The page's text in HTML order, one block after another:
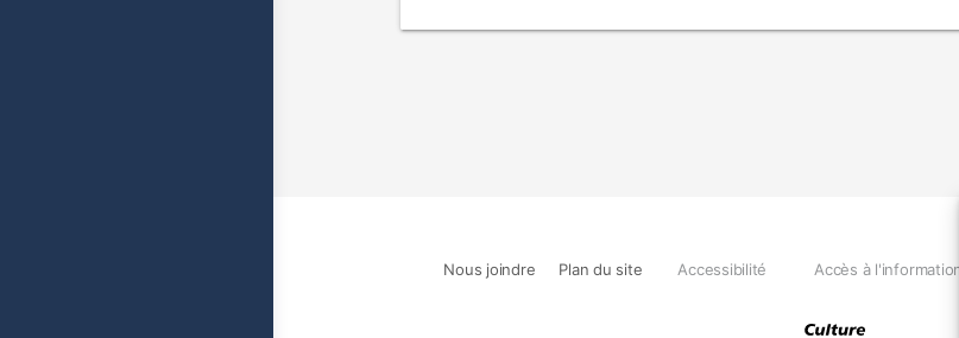
Nous joindre Plan du site Accessibilité Accès à l'information